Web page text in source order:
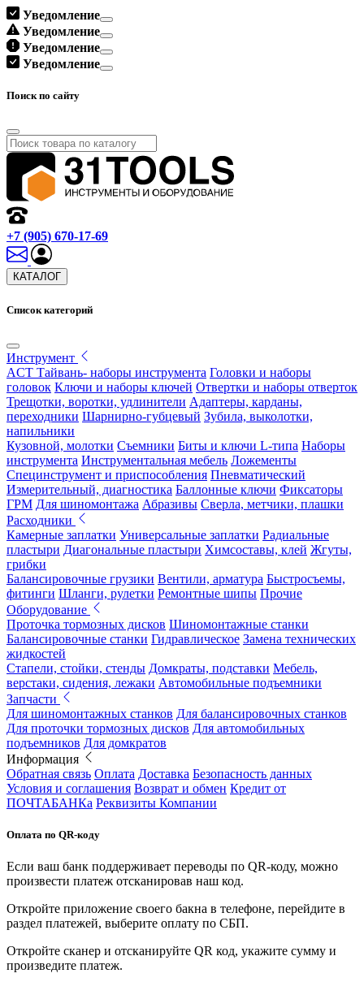
Уведомление
Уведомление
Уведомление
Уведомление
Поиск по сайту
+7 (905) 670-17-69
КАТАЛОГ
Список категорий
Инструмент
ACT Тайвань- наборы инструмента Головки и наборы
головок Ключи и наборы ключей Отвертки и наборы отверток
Трещотки, воротки, удлинители Адаптеры, карданы,
переходники Шарнирно-губцевый Зубила, выколотки,
напильники
Кузовной, молотки Съемники Биты и ключи L-типа Наборы
инструмента Инструментальная мебель Ложементы
Специнструмент и приспособления Пневматический
Измерительный, диагностика Баллонные ключи Фиксаторы
ГРМ Для шиномонтажа Абразивы Сверла, метчики, плашки
Расходники
Камерные заплатки Универсальные заплатки Радиальные
пластыри Диагональные пластыри Химсоставы, клей Жгуты,
грибки
Балансировочные грузики Вентили, арматура Быстросъемы,
фитинги Шланги, рулетки Ремонтные шипы Прочие
Оборудование
Проточка тормозных дисков Шиномонтажные станки
Балансировочные станки Гидравлическое Замена технических
жидкостей
Стапели, стойки, стенды Домкраты, подставки Мебель,
верстаки, сидения, лежаки Автомобильные подъемники
Запчасти
Для шиномонтажных станков Для балансировочных станков
Для проточки тормозных дисков Для автомобильных
подъемников Для домкратов
Информация
Обратная связь Оплата Доставка Безопасность данных
Условия и соглашения Возврат и обмен Кредит от
ПОЧТАБАНКа Реквизиты Компании
Оплата по QR-коду
Если ваш банк поддерживает переводы по QR-коду, можно
произвести платеж отсканировав наш код.
Откройте приложение своего бакна в телефоне, перейдите в
раздел платежей, выберите оплату по СБП.
Откройте сканер и отсканируйте QR код, укажите сумму и
произведите платеж.